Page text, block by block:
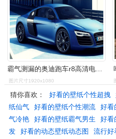
图片尺寸1920x1080
猜你喜欢： 好看的壁纸个性超拽
纸仙气
好看的壁纸个性潮流 好看
气冷艳
好看的壁纸霸气男生 好看
发
好看的动态壁纸动态图 流行好